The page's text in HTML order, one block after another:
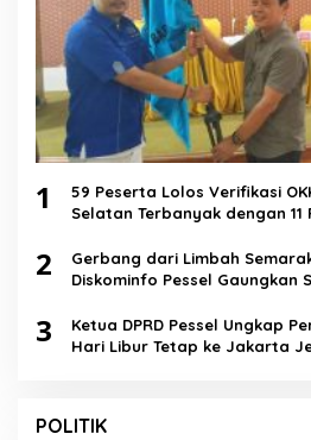
1
59 Peserta Lolos Verifikasi
Selatan Terbanyak dengan 11
2
Gerbang dari Limbah
Diskominfo Pessel Gaungkan
3
Ketua DPRD Pessel Ungkap
Hari Libur Tetap ke Jakarta
POLITIK